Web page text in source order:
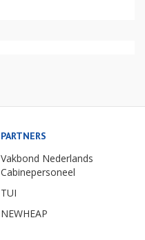
PARTNERS
Vakbond Nederlands
Cabinepersoneel
TUI
NEWHEAP